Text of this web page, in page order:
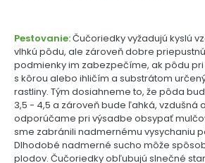
Pestovanie:Čučoriedky vyžadujú kyslú
vlhkú pôdu, ale zároveň dobre
podmienky im zabezpečíme, ak pôdu
s kôrou alebo ihličím a substrátom
rastliny. Tým dosiahneme to, že pôda
3,5 - 4,5 a zároveň bude ľahká, vzdušná
odporúčame pri výsadbe obsypať
sme zabránili nadmernému vysychaniu
Dlhodobé nadmerné sucho môže
plodov. Čučoriedky obľubujú slnečné